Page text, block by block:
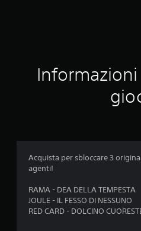
Acquista per sbloccare 3
agenti!
RAMA - DEA DELLA TEMPESTA
JOULE - IL FESSO DI NESSUNO
RED CARD - DOLCINO